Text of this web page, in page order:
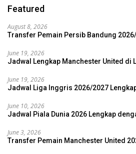
Featured
August 8, 2026
Transfer Pemain Persib Bandung
June 19, 2026
Jadwal Lengkap Manchester United di
June 19, 2026
Jadwal Liga Inggris 2026/2027
June 10, 2026
Jadwal Piala Dunia 2026 Lengkap
June 3, 2026
Transfer Pemain Manchester United